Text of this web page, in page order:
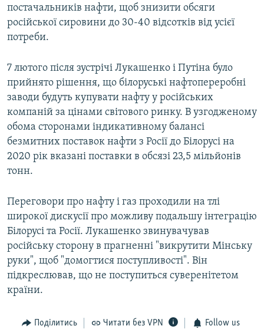
постачальників нафти, щоб знизити обсяги
російської сировини до 30-40 відсотків від усієї
потреби.
7 лютого після зустрічі Лукашенко і Путіна було
прийнято рішення, що білоруські нафтопереробні
заводи будуть купувати нафту у російських
компаній за цінами світового ринку. В узгодженому
обома сторонами індикативному балансі
безмитних поставок нафти з Росії до Білорусі на
2020 рік вказані поставки в обсязі 23,5 мільйонів
тонн.
Переговори про нафту і газ проходили на тлі
широкої дискусії про можливу подальшу інтеграцію
Білорусі та Росії. Лукашенко звинувачував
російську сторону в прагненні "викрутити Мінську
руки", щоб "домогтися поступливості". Він
підкреслював, що не поступиться суверенітетом
країни.
Поділитись Читати без VPN Follow us